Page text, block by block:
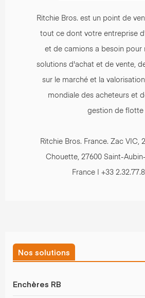
Ritchie Bros. est un point de
tout ce dont votre entreprise
et de camions a besoin pour
solutions d'achat et de vente,
sur le marché et la
mondiale des acheteurs et
gestion de flotte
Ritchie Bros. France. Zac VIC,
Chouette, 27600 Saint-
France | +33
Nos solutions
Enchères RB